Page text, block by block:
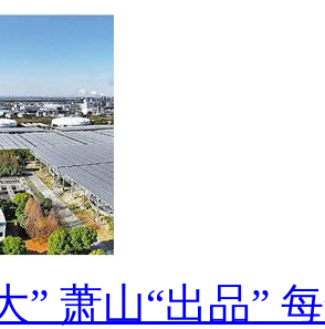
” 萧山“出品”